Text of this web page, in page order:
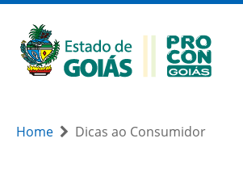
Home Dicas ao Consumidor